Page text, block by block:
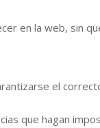
en la web, sin
el
que hagan